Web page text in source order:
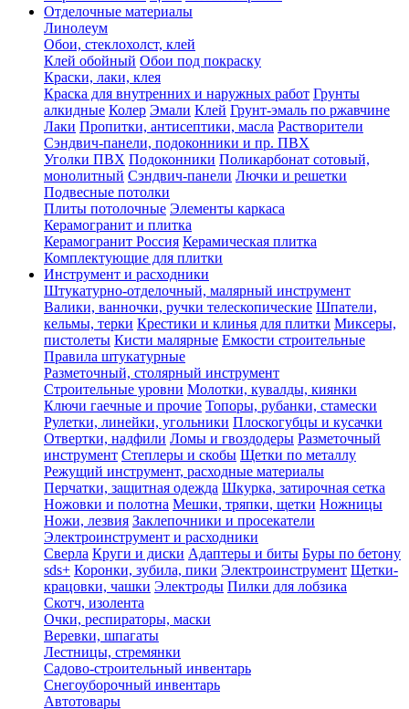
Отделочные материалы
Линолеум
Обои, стеклохолст, клей
Клей обойный Обои под покраску
Краски, лаки, клея
Краска для внутренних и наружных работ Грунты
алкидные Колер Эмали Клей Грунт-эмаль по ржавчине
Лаки Пропитки, антисептики, масла Растворители
Сэндвич-панели, подоконники и пр. ПВХ
Уголки ПВХ Подоконники Поликарбонат сотовый,
монолитный Сэндвич-панели Лючки и решетки
Подвесные потолки
Плиты потолочные Элементы каркаса
Керамогранит и плитка
Керамогранит Россия Керамическая плитка
Комплектующие для плитки
Инструмент и расходники
Штукатурно-отделочный, малярный инструмент
Валики, ванночки, ручки телескопические Шпатели,
кельмы, терки Крестики и клинья для плитки Миксеры,
пистолеты Кисти малярные Емкости строительные
Правила штукатурные
Разметочный, столярный инструмент
Строительные уровни Молотки, кувалды, киянки
Ключи гаечные и прочие Топоры, рубанки, стамески
Рулетки, линейки, угольники Плоскогубцы и кусачки
Отвертки, надфили Ломы и гвоздодеры Разметочный
инструмент Степлеры и скобы Щетки по металлу
Режущий инструмент, расходные материалы
Перчатки, защитная одежда Шкурка, затирочная сетка
Ножовки и полотна Мешки, тряпки, щетки Ножницы
Ножи, лезвия Заклепочники и просекатели
Электроинструмент и расходники
Сверла Круги и диски Адаптеры и биты Буры по бетону
sds+ Коронки, зубила, пики Электроинструмент Щетки-
крацовки, чашки Электроды Пилки для лобзика
Скотч, изолента
Очки, респираторы, маски
Веревки, шпагаты
Лестницы, стремянки
Садово-строительный инвентарь
Снегоуборочный инвентарь
Автотовары